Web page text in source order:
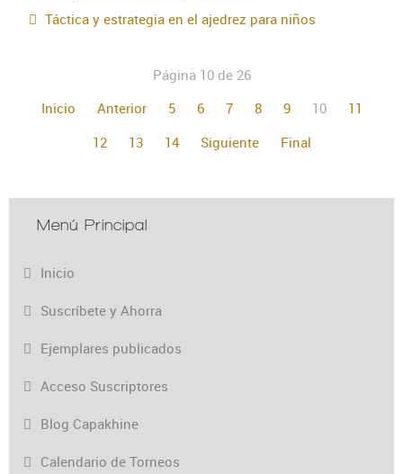
Táctica y estrategia en el ajedrez para niños
Página 10 de 26
Inicio
Anterior 5 6 7 8 9 10
11
12
13 14 Siguiente Final
Menú Principal
Inicio
Suscríbete y Ahorra
Ejemplares publicados
Acceso Suscriptores
Blog Capakhine
Calendario de Torneos